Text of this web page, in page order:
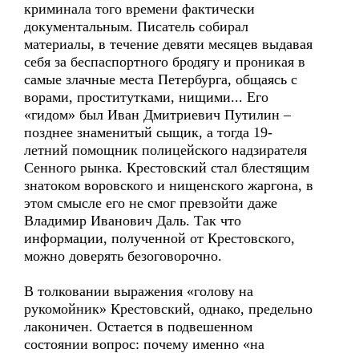
криминала того времени фактически
документальным. Писатель собирал
материалы, в течение девяти месяцев выдавая
себя за беспаспортного бродягу и проникая в
самые злачные места Петербурга, общаясь с
ворами, проститутками, нищими... Его
«гидом» был Иван Дмитриевич Путилин –
позднее знаменитый сыщик, а тогда 19-
летний помощник полицейского надзирателя
Сенного рынка. Крестовский стал блестящим
знатоком воровского и нищенского жаргона, в
этом смысле его не смог превзойти даже
Владимир Иванович Даль. Так что
информации, полученной от Крестовского,
можно доверять безоговорочно.
В толковании выражения «голову на
рукомойник» Крестовский, однако, предельно
лаконичен. Остается в подвешенном
состоянии вопрос: почему именно «на